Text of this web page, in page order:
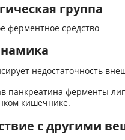
группа
ферментное средство
недостаточность
панкреатина ферменты
кишечнике.
с другими